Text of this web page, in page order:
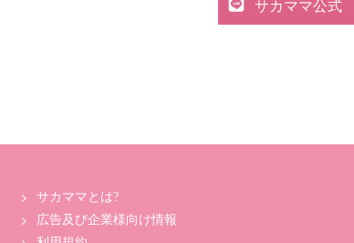
サカママ公式
サカママとは?
広告及び企業様向け情報